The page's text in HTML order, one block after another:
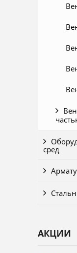
сред
АКЦИИ